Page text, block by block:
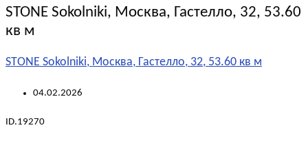
STONE Sokolniki, Москва, Гастелло, 32, 53.60
кв м
STONE Sokolniki, Москва, Гастелло, 32, 53.60 кв м
04.02.2026
ID.19270